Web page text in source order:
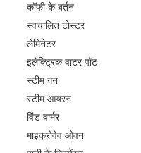
कॉफी के बर्तन
स्वचालित टोस्टर
लेमिनेटर
इलेक्ट्रिक वाटर पॉट
स्टीम गन
स्टीम आयरन
विंड वार्मर
माइक्रोवेव ओवन